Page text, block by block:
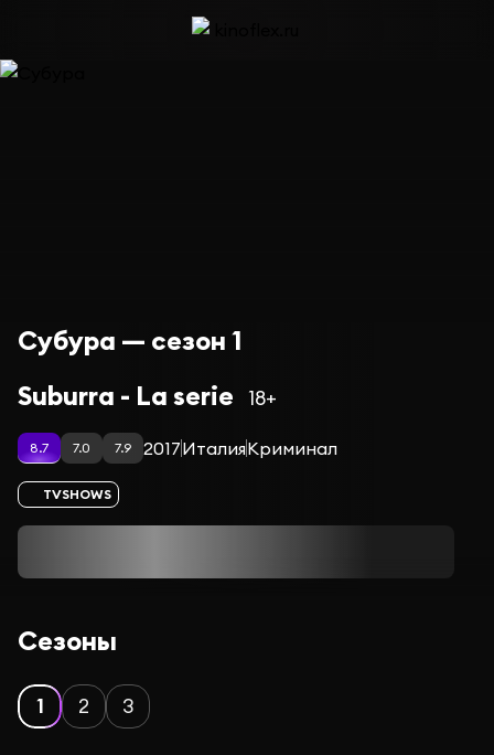
Субура — сезон 1
Suburra - La serie
18+
8.7 7.0 7.9 2017ИталияКриминал
TVSHOWS
Сезоны
1 2 3